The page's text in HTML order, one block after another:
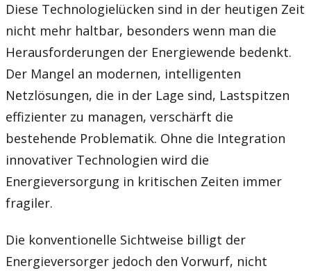
Diese Technologielücken sind in der heutigen Zeit
nicht mehr haltbar, besonders wenn man die
Herausforderungen der Energiewende bedenkt.
Der Mangel an modernen, intelligenten
Netzlösungen, die in der Lage sind, Lastspitzen
effizienter zu managen, verschärft die
bestehende Problematik. Ohne die Integration
innovativer Technologien wird die
Energieversorgung in kritischen Zeiten immer
fragiler.
Die konventionelle Sichtweise billigt der
Energieversorger jedoch den Vorwurf, nicht